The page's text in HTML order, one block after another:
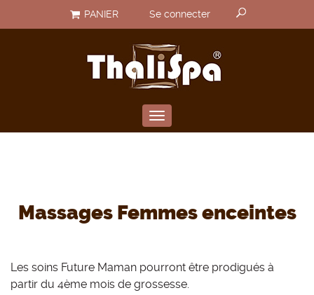
PANIER
U
s
e
r
a
c
c
t
e
n
Se connecter Rechercher un produit
Toggle
navigation
Massages Femmes enceintes
Les soins Future Maman pourront être prodigués à
partir du 4ème mois de grossesse.